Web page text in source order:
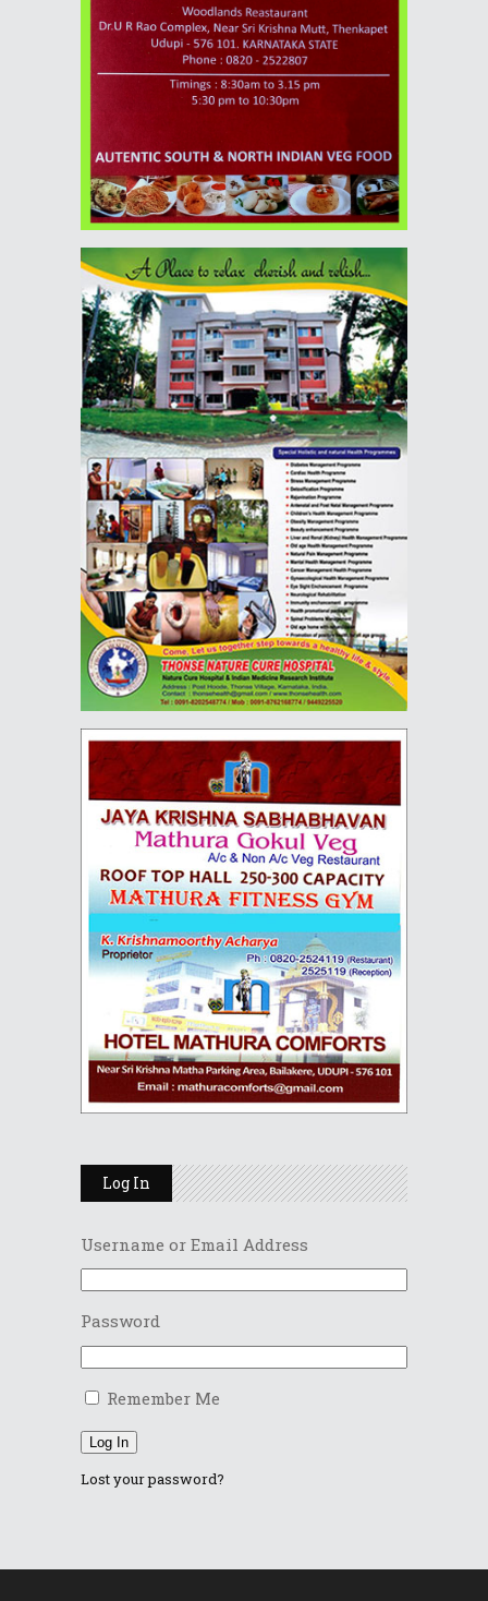
Log In
Username or Email Address
Password
Remember Me
Log In
Lost your password?